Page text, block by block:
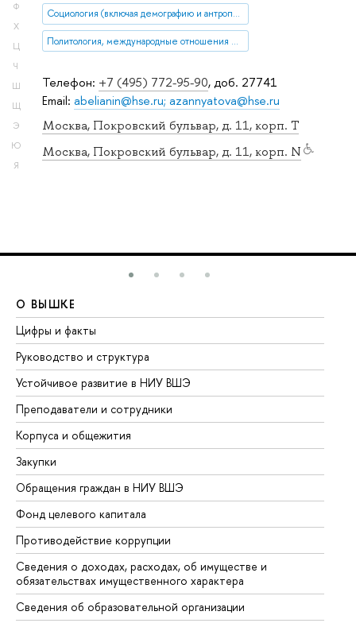
Ф
Х
Ц
Ч
Ш
Щ
Э
Ю
Я
Телефон: +7 (495) 772-95-90, доб. 27741
Email: abelianin@hse.ru; azannyatova@hse.ru
Москва, Покровский бульвар, д. 11, корп. T
Москва, Покровский бульвар, д. 11, корп. N
Социология (включая демографию и антропологию)
Политология, международные отношения и ГМУ
О ВЫШКЕ
Цифры и факты
Руководство и структура
Устойчивое развитие в НИУ ВШЭ
Преподаватели и сотрудники
Корпуса и общежития
Закупки
Обращения граждан в НИУ ВШЭ
Фонд целевого капитала
Противодействие коррупции
Сведения о доходах, расходах, об имуществе и
обязательствах имущественного характера
Сведения об образовательной организации